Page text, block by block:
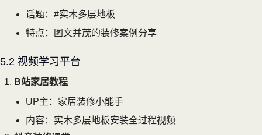
话题：#实木多层地板
特点：图文并茂的装修案例分享
5.2 视频学习平台
B站家居教程
UP主：家居装修小能手
内容：实木多层地板安装全过程视频